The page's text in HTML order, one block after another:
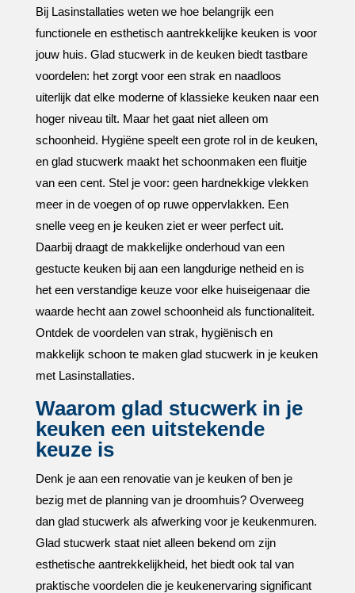
Bij Lasinstallaties weten we hoe belangrijk een
functionele en esthetisch aantrekkelijke keuken is voor
jouw huis.​ Glad stucwerk in de keuken biedt tastbare
voordelen: het zorgt voor een strak en naadloos
uiterlijk dat elke moderne of klassieke keuken naar een
hoger niveau tilt.​ Maar het gaat niet alleen om
schoonheid.​ Hygiëne speelt een grote rol in de keuken,
en glad stucwerk maakt het schoonmaken een fluitje
van een cent.​ Stel je voor: geen hardnekkige vlekken
meer in de voegen of op ruwe oppervlakken.​ Een
snelle veeg en je keuken ziet er weer perfect uit.​
Daarbij draagt de makkelijke onderhoud van een
gestucte keuken bij aan een langdurige netheid en is
het een verstandige keuze voor elke huiseigenaar die
waarde hecht aan zowel schoonheid als functionaliteit.​
Ontdek de voordelen van strak, hygiënisch en
makkelijk schoon te maken glad stucwerk in je keuken
met Lasinstallaties.​
Waarom glad stucwerk in je
keuken een uitstekende
keuze is
Denk je aan een renovatie van je keuken of ben je
bezig met de planning van je droomhuis? Overweeg
dan glad stucwerk als afwerking voor je keukenmuren.​
Glad stucwerk staat niet alleen bekend om zijn
esthetische aantrekkelijkheid, het biedt ook tal van
praktische voordelen die je keukenervaring significant